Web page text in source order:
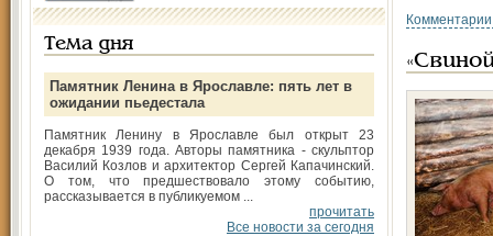
Тема дня
Памятник Ленина в Ярославле: пять лет в
ожидании пьедестала
Памятник Ленину в Ярославле был открыт 23
декабря 1939 года. Авторы памятника - скульптор
Василий Козлов и архитектор Сергей Капачинский.
О том, что предшествовало этому событию,
рассказывается в публикуемом ...
прочитать
Все новости за сегодня